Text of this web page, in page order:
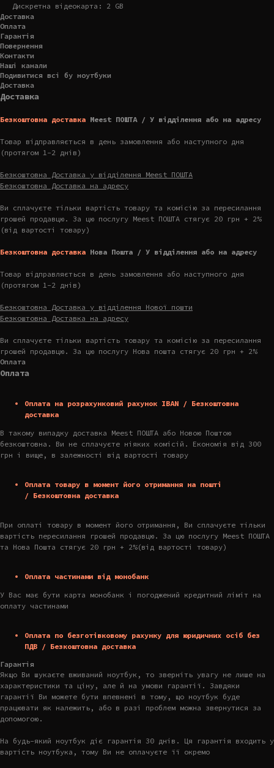
Дискретна відеокарта: 2 GB
Доставка
Оплата
Гарантія
Повернення
Контакти
Наші канали
Подивитися всі бу ноутбуки
Доставка
Доставка
Безкоштовна доставка Meest ПОШТА / У відділення або на адресу
Товар відправляється в день замовлення або наступного дня
(протягом 1-2 днів)
Безкоштовна Доставка у відділення Meest ПОШТА
Безкоштовна Доставка на адресу
Ви сплачуєте тільки вартість товару та комісію за пересилання
грошей продавцю. За цю послугу Meest ПОШТА стягує 20 грн + 2%
(від вартості товару)
Безкоштовна доставка Нова Пошта / У відділення або на адресу
Товар відправляється в день замовлення або наступного дня
(протягом 1-2 днів)
Безкоштовна Доставка у відділення Нової пошти
Безкоштовна Доставка на адресу
Ви сплачуєте тільки вартість товару та комісію за пересилання
грошей продавцю. За цю послугу Нова пошта стягує 20 грн + 2%
Оплата
Оплата
Оплата на розрахунковий рахунок IBAN / Безкоштовна
доставка
В такому випадку доставка Meest ПОШТА або Новою Поштою
безкоштовна. Ви не сплачуєте ніяких комісій. Економія від 300
грн і вище, в залежності від вартості товару
Оплата товару в момент його отримання на пошті
/ Безкоштовна доставка
При оплаті товару в момент його отримання, Ви сплачуєте тільки
вартість пересилання грошей продавцю. За цю послугу Meest ПОШТА
та Нова Пошта стягує 20 грн + 2%(від вартості товару)
Оплата частинами від монобанк
У Вас має бути карта монобанк і погоджений кредитний ліміт на
оплату частинами
Оплата по безготівковому рахунку для юридичних осіб без
ПДВ / Безкоштовна доставка
Гарантія
Якщо Ви шукаєте вживаний ноутбук, то зверніть увагу не лише на
характеристики та ціну, але й на умови гарантії. Завдяки
гарантії Ви можете бути впевнені в тому, що ноутбук буде
працювати як належить, або в разі проблем можна звернутися за
допомогою.
На будь-який ноутбук діє гарантія 30 днів. Ця гарантія входить у
вартість ноутбука, тому Ви не оплачуєте її окремо